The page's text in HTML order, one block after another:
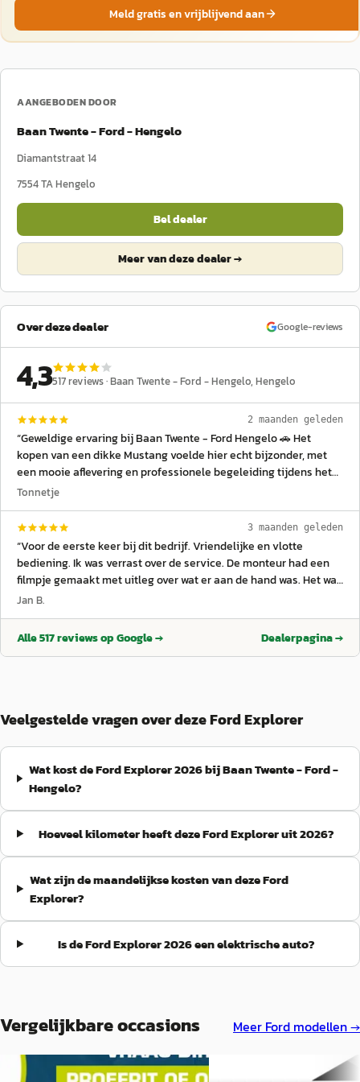
Meld gratis en vrijblijvend aan
AANGEBODEN DOOR
Baan Twente - Ford - Hengelo
Diamantstraat 14
7554 TAHengelo
Bel dealer
Meer van deze dealer →
Over deze dealer Google-reviews
4,3517reviews ·Baan Twente - Ford - Hengelo, Hengelo
2 maanden geleden
“Geweldige ervaring bij Baan Twente - Ford Hengelo 🚗 Het
kopen van een dikke Mustang voelde hier echt bijzonder, met
een mooie aflevering en professionele begeleiding tijdens het
hele traject. De garage levert netjes werk bij onderhoud en
uitgevoerd. Ook voor modellen zoals de Ford Kuga is veel kennis
aanwezig binnen het team. Het personeel is vriendelijk en
behulpzaam, waardoor je je direct welkom voelt in de showroom.
Een offerte wordt duidelijk en overzichtelijk opgesteld, zodat je
precies weet waar je aan toe bent. Tijdens het wachten staat er
vaak een goede kop koffie klaar ☕ wat zorgt voor een
ontspannen en gastvrije sfeer. Een betrouwbare Ford-dealer
waar service, kwaliteit en rijplezier centraal staan 👍”
Tonnetje
3 maanden geleden
“Voor de eerste keer bij dit bedrijf. Vriendelijke en vlotte
bediening. Ik was verrast over de service. De monteur had een
filmpje gemaakt met uitleg over wat er aan de hand was. Het was
uiteindelijk een flinke rekening maar zo is het tenminste
Jan B.
Alle517reviews op Google → Dealerpagina →
Veelgestelde vragen over deze Ford Explorer
Wat kost de Ford Explorer 2026 bij Baan Twente - Ford -
Hengelo?
Hoeveel kilometer heeft deze Ford Explorer uit 2026?
Wat zijn de maandelijkse kosten van deze Ford
Explorer?
Is de Ford Explorer 2026 een elektrische auto?
Vergelijkbare occasions Meer Ford modellen →
Nieuw binnen